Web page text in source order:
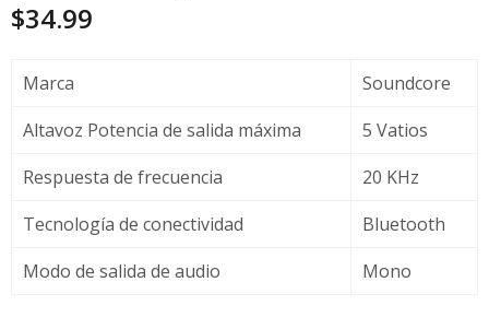
$34.99
Marca
Soundcore
Altavoz Potencia de salida máxima
5 Vatios
Respuesta de frecuencia
20 KHz
Tecnología de conectividad
Bluetooth
Modo de salida de audio
Mono